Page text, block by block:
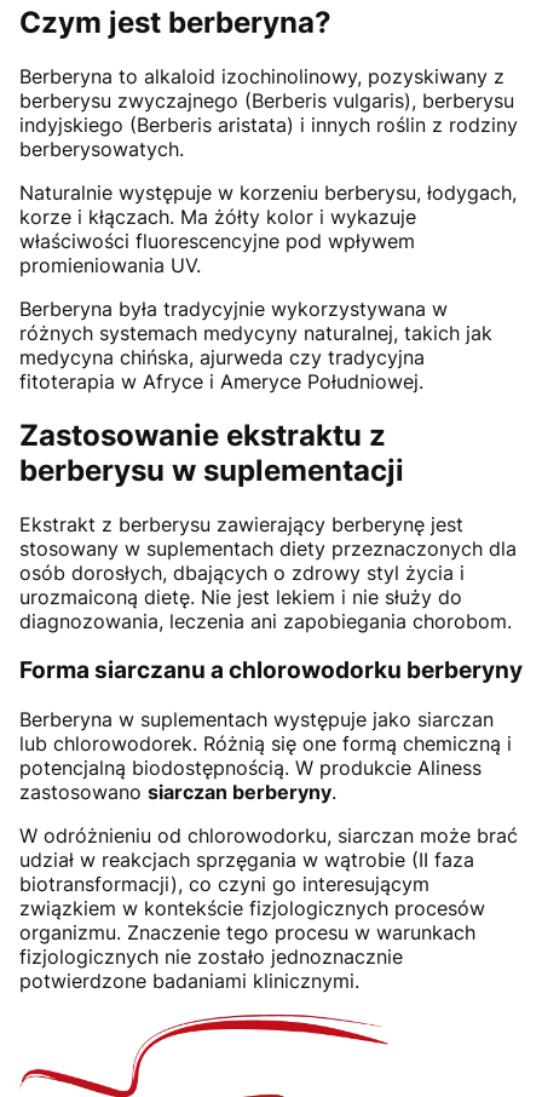
Czym jest berberyna?
Berberyna to alkaloid izochinolinowy, pozyskiwany z
berberysu zwyczajnego (Berberis vulgaris), berberysu
indyjskiego (Berberis aristata) i innych roślin z rodziny
berberysowatych.
Naturalnie występuje w korzeniu berberysu, łodygach,
korze i kłączach. Ma żółty kolor i wykazuje
właściwości fluorescencyjne pod wpływem
promieniowania UV.
Berberyna była tradycyjnie wykorzystywana w
różnych systemach medycyny naturalnej, takich jak
medycyna chińska, ajurweda czy tradycyjna
fitoterapia w Afryce i Ameryce Południowej.
Zastosowanie ekstraktu z
berberysu w suplementacji
Ekstrakt z berberysu zawierający berberynę jest
stosowany w suplementach diety przeznaczonych dla
osób dorosłych, dbających o zdrowy styl życia i
urozmaiconą dietę. Nie jest lekiem i nie służy do
diagnozowania, leczenia ani zapobiegania chorobom.
Forma siarczanu a chlorowodorku berberyny
Berberyna w suplementach występuje jako siarczan
lub chlorowodorek. Różnią się one formą chemiczną i
potencjalną biodostępnością. W produkcie Aliness
zastosowano siarczan berberyny.
W odróżnieniu od chlorowodorku, siarczan może brać
udział w reakcjach sprzęgania w wątrobie (II faza
biotransformacji), co czyni go interesującym
związkiem w kontekście fizjologicznych procesów
organizmu. Znaczenie tego procesu w warunkach
fizjologicznych nie zostało jednoznacznie
potwierdzone badaniami klinicznymi.